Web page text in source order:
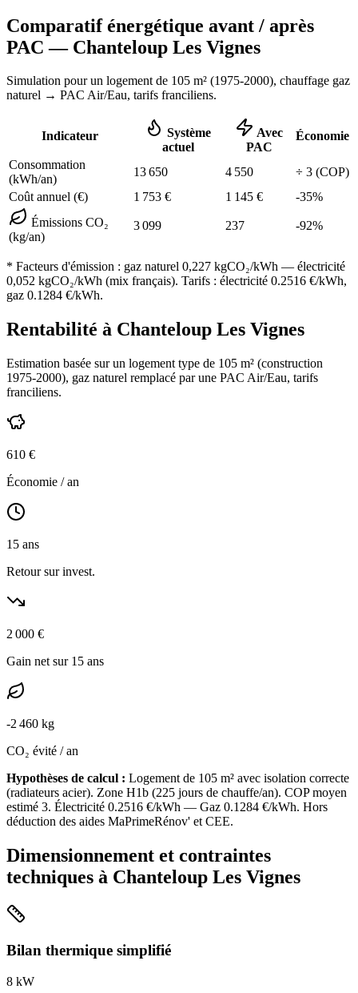
Comparatif énergétique avant / après
PAC — Chanteloup Les Vignes
Simulation pour un logement de 105 m² (1975-2000), chauffage gaz
naturel → PAC Air/Eau, tarifs franciliens.
Indicateur
Système
actuel
Avec
PAC
Économie
Consommation
(kWh/an)
13 650 4 550 ÷ 3 (COP)
Coût annuel (€)
1 753 € 1 145 € -35%
Émissions CO₂
(kg/an)
3 099 237 -92%
* Facteurs d'émission : gaz naturel 0,227 kgCO₂/kWh — électricité
0,052 kgCO₂/kWh (mix français). Tarifs : électricité 0.2516 €/kWh,
gaz 0.1284 €/kWh.
Rentabilité à Chanteloup Les Vignes
Estimation basée sur un logement type de 105 m² (construction
1975-2000), gaz naturel remplacé par une PAC Air/Eau, tarifs
franciliens.
610 €
Économie / an
15 ans
Retour sur invest.
2 000 €
Gain net sur 15 ans
-2 460 kg
CO₂ évité / an
Hypothèses de calcul : Logement de 105 m² avec isolation correcte
(radiateurs acier). Zone H1b (225 jours de chauffe/an). COP moyen
estimé 3. Électricité 0.2516 €/kWh — Gaz 0.1284 €/kWh. Hors
déduction des aides MaPrimeRénov' et CEE.
Dimensionnement et contraintes
techniques à Chanteloup Les Vignes
Bilan thermique simplifié
8 kW